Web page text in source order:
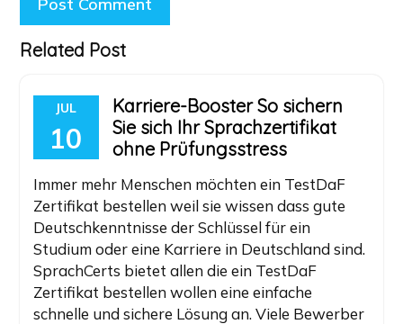
Related Post
JUL
10
Karriere-Booster So sichern
Sie sich Ihr Sprachzertifikat
ohne Prüfungsstress
Immer mehr Menschen möchten ein TestDaF
Zertifikat bestellen weil sie wissen dass gute
Deutschkenntnisse der Schlüssel für ein
Studium oder eine Karriere in Deutschland sind.
SprachCerts bietet allen die ein TestDaF
Zertifikat bestellen wollen eine einfache
schnelle und sichere Lösung an. Viele Bewerber